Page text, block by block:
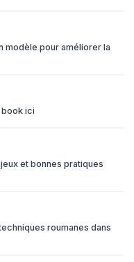
modèle pour améliorer la
book ici
et bonnes pratiques
roumanes dans